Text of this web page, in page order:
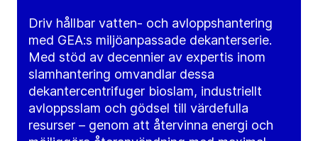
Driv hållbar vatten- och avloppshantering
med GEA:s miljöanpassade dekanterserie.
Med stöd av decennier av expertis inom
slamhantering omvandlar dessa
dekantercentrifuger bioslam, industriellt
avloppsslam och gödsel till värdefulla
resurser – genom att återvinna energi och